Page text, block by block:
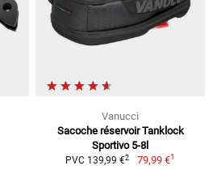
Vanucci
Sacoche réservoir Tanklock
Sportivo 5-8l
PVC 139,99 €2 79,99 €1